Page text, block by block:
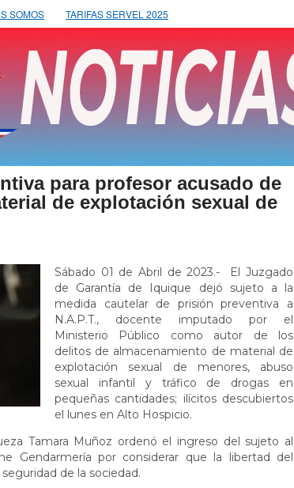
SOMOS TARIFAS SERVEL 2025
para profesor acusado de
de explotación sexual de
Sábado 01 de Abril de 2023.- El Juzgado
de Garantía de Iquique dejó sujeto a la
medida cautelar de prisión preventiva a
N.A.P.T., docente imputado por el
Ministerio Público como autor de los
delitos de almacenamiento de material de
explotación sexual de menores, abuso
sexual infantil y tráfico de drogas en
pequeñas cantidades; ilícitos descubiertos
el lunes en Alto Hospicio.
Tamara Muñoz ordenó el ingreso del sujeto al
Gendarmería por considerar que la libertad del
de la sociedad.